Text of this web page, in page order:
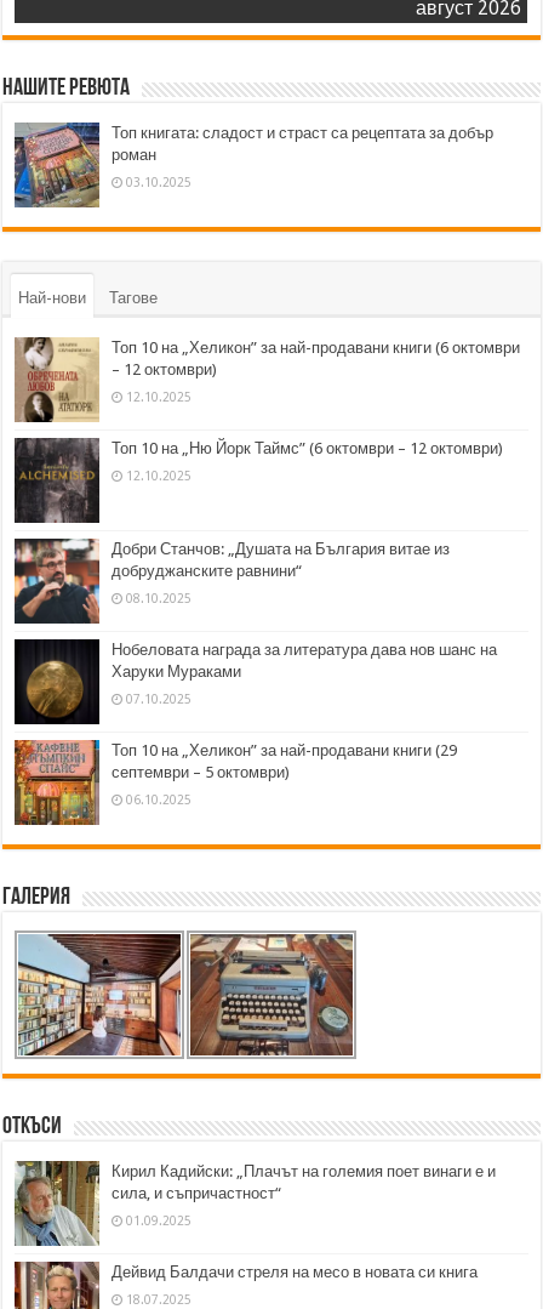
август 2026
Нашите ревюта
Топ книгата: сладост и страст са рецептата за добър
роман
03.10.2025
Най-нови Тагове
Топ 10 на „Хеликон” за най-продавани книги (6 октомври
– 12 октомври)
12.10.2025
Топ 10 на „Ню Йорк Таймс” (6 октомври – 12 октомври)
12.10.2025
Добри Станчов: „Душата на България витае из
добруджанските равнини“
08.10.2025
Нобеловата награда за литература дава нов шанс на
Харуки Мураками
07.10.2025
Топ 10 на „Хеликон” за най-продавани книги (29
септември – 5 октомври)
06.10.2025
Галерия
Откъси
Кирил Кадийски: „Плачът на големия поет винаги е и
сила, и съпричастност“
01.09.2025
Дейвид Балдачи стреля на месо в новата си книга
18.07.2025